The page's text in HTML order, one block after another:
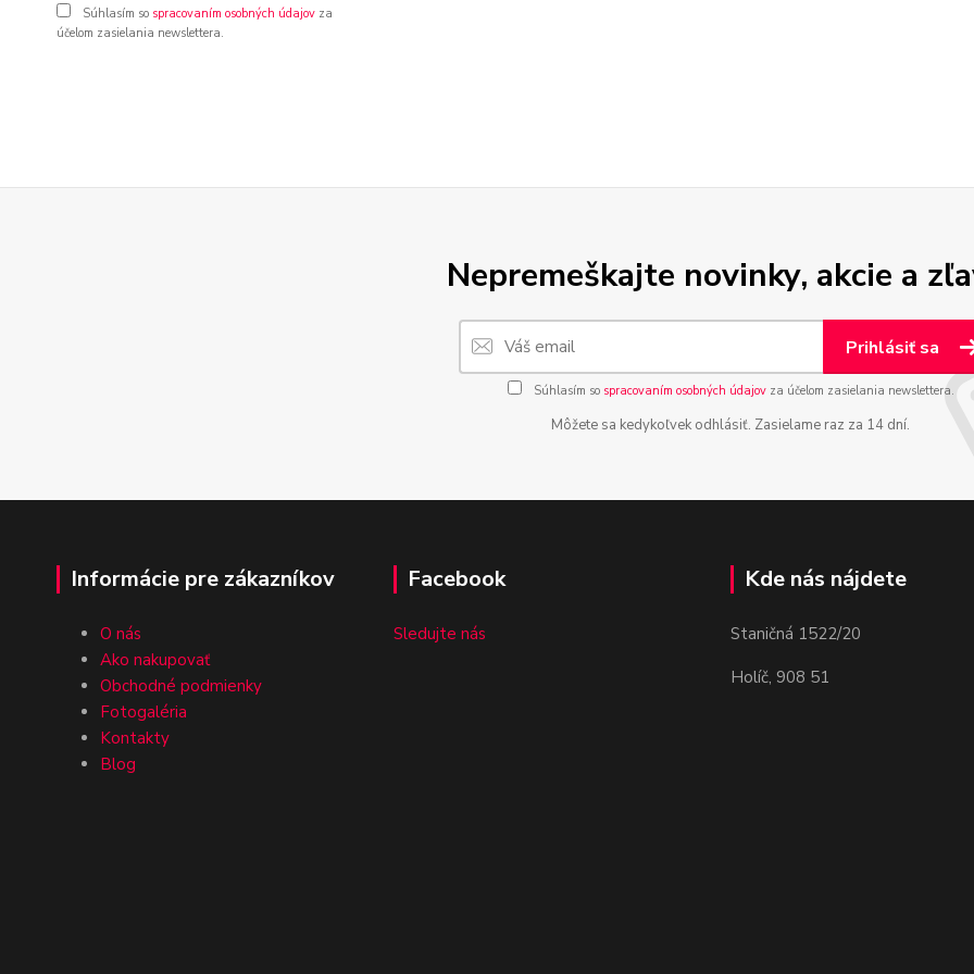
Súhlasím so spracovaním osobných údajov za
účelom zasielania newslettera.
Nepremeškajte novinky, akcie a
Prihlásiť sa
Súhlasím so spracovaním osobných údajovza účelom zasielania newslettera.
Môžete sa kedykoľvek odhlásiť. Zasielame raz za 14 dní.
Informácie pre zákazníkov
O nás
Ako nakupovať
Obchodné podmienky
Fotogaléria
Kontakty
Blog
Facebook
Sledujte nás
Kde nás nájdete
Staničná 1522/20
Holíč, 908 51